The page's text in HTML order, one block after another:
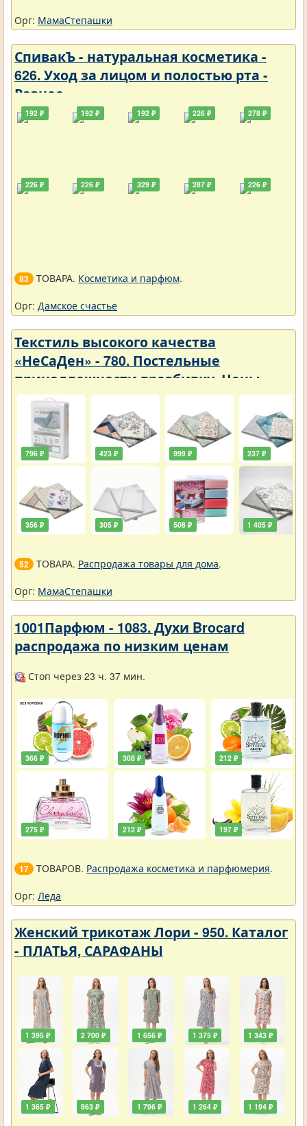
Орг: МамаСтепашки
СпивакЪ - натуральная косметика -
626. Уход за лицом и полостью рта -
Разное
192 ₽
226 ₽
192 ₽
226 ₽
192 ₽
329 ₽
226 ₽
287 ₽
278 ₽
226 ₽
83 ТОВАРА. Косметика и парфюм.
Орг: Дамское счастье
Текстиль высокого качества
«НеСаДен» - 780. Постельные
принадлежности вразбивку. Цены
упали
796 ₽
356 ₽
423 ₽
305 ₽
999 ₽
508 ₽
237 ₽
1 405 ₽
52 ТОВАРА. Распродажа товары для дома.
Орг: МамаСтепашки
1001Парфюм - 1083. Духи Brocard
распродажа по низким ценам
Стоп через 23 ч. 37 мин.
366 ₽
275 ₽
308 ₽
212 ₽
212 ₽
197 ₽
17 ТОВАРОВ. Распродажа косметика и парфюмерия.
Орг: Леда
Женский трикотаж Лори - 950. Каталог
- ПЛАТЬЯ, САРАФАНЫ
1 395 ₽
1 365 ₽
2 700 ₽
963 ₽
1 656 ₽
1 796 ₽
1 375 ₽
1 264 ₽
1 343 ₽
1 194 ₽